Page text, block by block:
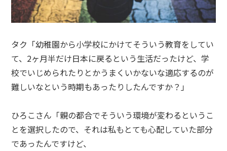
タク「幼稚園から小学校にかけてそういう教育をしてい
て、2ヶ月半だけ日本に戻るという生活だったけど、学
校でいじめられたりとかうまくいかないな適応するのが
難しいなという時期もあったりしたんですか？」
ひろこさん「親の都合でそういう環境が変わるというこ
とを選択したので、それは私もとても心配していた部分
であったんですけど、